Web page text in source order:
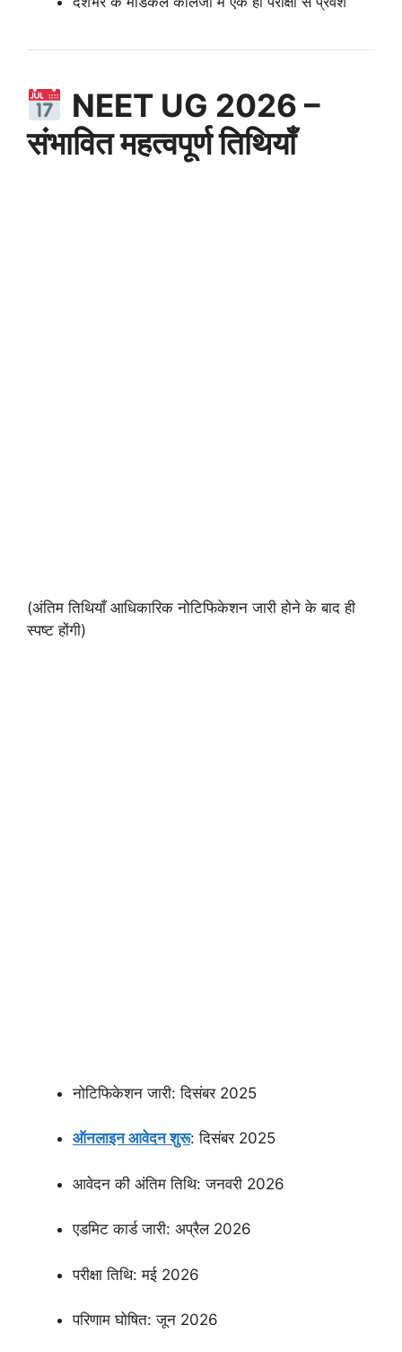
NEET UG 2026 –
संभावित महत्वपूर्ण तिथियाँ
(अंतिम तिथियाँ आधिकारिक नोटिफिकेशन जारी होने के बाद ही
स्पष्ट होंगी)
नोटिफिकेशन जारी: दिसंबर 2025
ऑनलाइन आवेदन शुरू: दिसंबर 2025
आवेदन की अंतिम तिथि: जनवरी 2026
एडमिट कार्ड जारी: अप्रैल 2026
परीक्षा तिथि: मई 2026
परिणाम घोषित: जून 2026